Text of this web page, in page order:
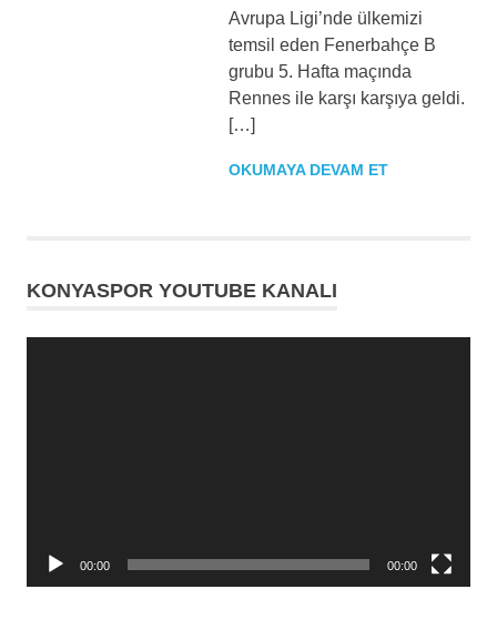
Avrupa Ligi’nde ülkemizi
temsil eden Fenerbahçe B
grubu 5. Hafta maçında
Rennes ile karşı karşıya geldi.
[…]
OKUMAYA DEVAM ET
KONYASPOR YOUTUBE KANALI
00:00 00:00